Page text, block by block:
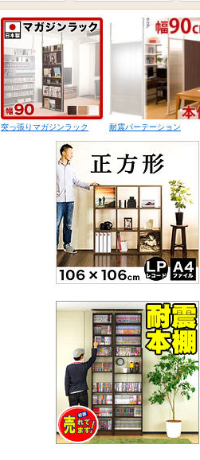
突っ張りマガジンラック 耐震パーテーション